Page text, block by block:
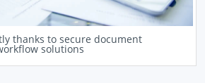
thanks to secure document
solutions